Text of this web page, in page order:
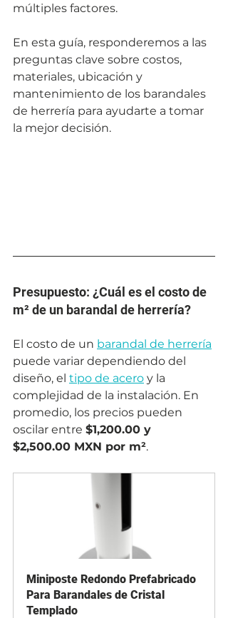
múltiples factores.
En esta guía, responderemos a las
preguntas clave sobre costos,
materiales, ubicación y
mantenimiento de los barandales
de herrería para ayudarte a tomar
la mejor decisión.
Presupuesto: ¿Cuál es el costo de
m² de un barandal de herrería?
El costo de un barandal de herrería
puede variar dependiendo del
diseño, el tipo de acero y la
complejidad de la instalación. En
promedio, los precios pueden
oscilar entre $1,200.00 y
$2,500.00 MXN por m².
Miniposte Redondo Prefabricado
Para Barandales de Cristal
Templado